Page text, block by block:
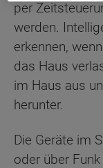
per
werden.
erkennen,
das Haus
im Haus aus
herunter.
Die Geräte im
oder über